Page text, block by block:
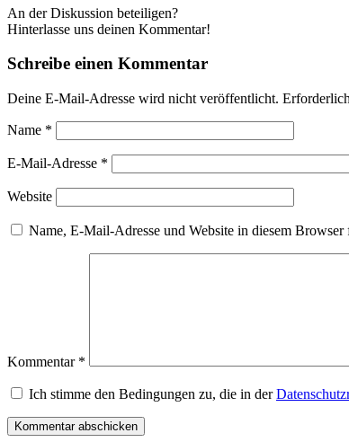
An der Diskussion beteiligen?
Hinterlasse uns deinen Kommentar!
Schreibe einen Kommentar
Deine E-Mail-Adresse wird nicht veröffentlicht.
Name *
E-Mail-Adresse *
Website
Name, E-Mail-Adresse und Website in diesem
Kommentar *
Ich stimme den Bedingungen zu, die in der